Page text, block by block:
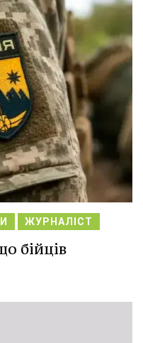
ЖУРНАЛІСТ
бійців